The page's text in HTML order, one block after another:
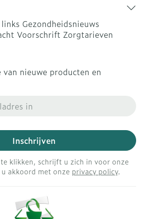
Gezondheidsnieuws
Voorschrift Zorgtarieven
nieuwe producten en
Inschrijven
klikken, schrijft u zich in voor onze
akkoord met onze privacy policy.